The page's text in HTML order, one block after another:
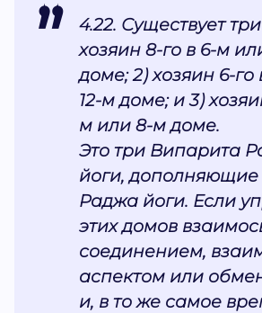
4.22. Существует
хозяин 8-го в 6-м
доме; 2) хозяин 6-
12-м доме; и 3)
м или 8-м доме.
Это три Випарита
йоги,
Раджа йоги. Если
этих домов
соединением,
аспектом или
и, в то же самое